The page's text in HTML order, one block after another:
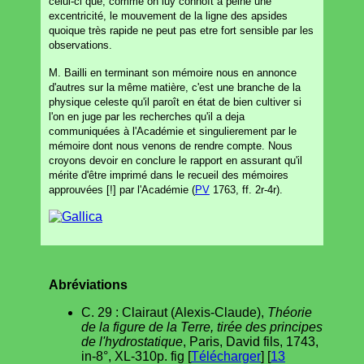
excentricité, le mouvement de la ligne des apsides
quoique très rapide ne peut pas etre fort sensible par les
observations.
M. Bailli en terminant son mémoire nous en annonce
d'autres sur la même matière, c'est une branche de la
physique celeste qu'il paroît en état de bien cultiver si
l'on en juge par les recherches qu'il a deja
communiquées à l'Académie et singulierement par le
mémoire dont nous venons de rendre compte. Nous
croyons devoir en conclure le rapport en assurant qu'il
mérite d'être imprimé dans le recueil des mémoires
approuvées [!] par l'Académie (PV 1763, ff. 2r-4r).
Abréviations
C. 29 : Clairaut (Alexis-Claude), Théorie
de la figure de la Terre, tirée des principes
de l'hydrostatique, Paris, David fils, 1743,
in-8°, XL-310p. fig [Télécharger] [13